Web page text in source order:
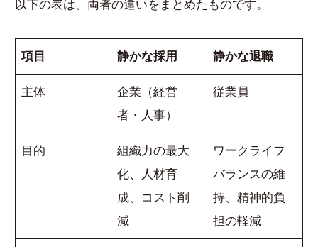
以下の表は、両者の違いをまとめたものです。
項目 静かな採用 静かな退職
主体
企業（経営
者・人事）
従業員
目的
組織力の最大
化、人材育
成、コスト削
減
ワークライフ
バランスの維
持、精神的負
担の軽減